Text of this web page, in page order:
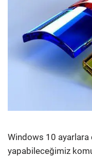
Windows 10
yapabileceğimiz